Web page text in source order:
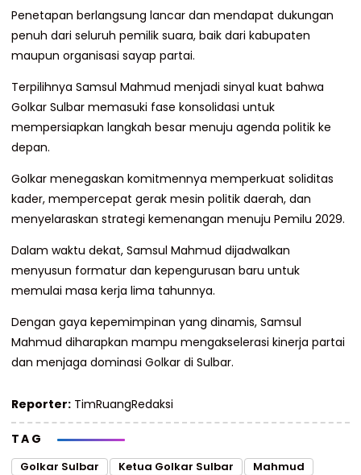
Penetapan berlangsung lancar dan mendapat dukungan
penuh dari seluruh pemilik suara, baik dari kabupaten
maupun organisasi sayap partai.
Terpilihnya Samsul Mahmud menjadi sinyal kuat bahwa
Golkar Sulbar memasuki fase konsolidasi untuk
mempersiapkan langkah besar menuju agenda politik ke
depan.
Golkar menegaskan komitmennya memperkuat soliditas
kader, mempercepat gerak mesin politik daerah, dan
menyelaraskan strategi kemenangan menuju Pemilu 2029.
Dalam waktu dekat, Samsul Mahmud dijadwalkan
menyusun formatur dan kepengurusan baru untuk
memulai masa kerja lima tahunnya.
Dengan gaya kepemimpinan yang dinamis, Samsul
Mahmud diharapkan mampu mengakselerasi kinerja partai
dan menjaga dominasi Golkar di Sulbar.
Reporter: TimRuangRedaksi
TAG
Golkar Sulbar Ketua Golkar Sulbar
Mahmud